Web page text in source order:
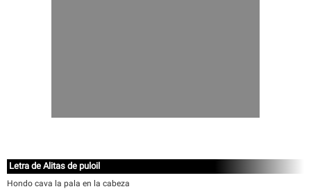
Letra de Alitas de puloil
Hondo cava la pala en la cabeza